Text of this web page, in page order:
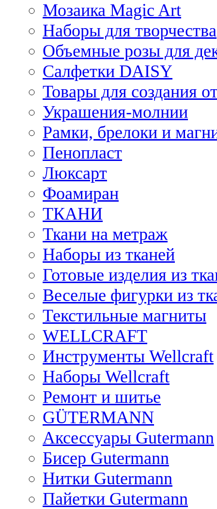
Мозаика Magic Art
Наборы для творчества
Объемные розы для
Салфетки DAISY
Товары для создания
Украшения-молнии
Рамки, брелоки и
Пенопласт
Люксарт
Фоамиран
ТКАНИ
Ткани на метраж
Наборы из тканей
Готовые изделия из
Веселые фигурки из
Текстильные магниты
WELLCRAFT
Инструменты Wellcraft
Наборы Wellcraft
Ремонт и шитье
GÜTERMANN
Аксессуары Gutermann
Бисер Gutermann
Нитки Gutermann
Пайетки Gutermann